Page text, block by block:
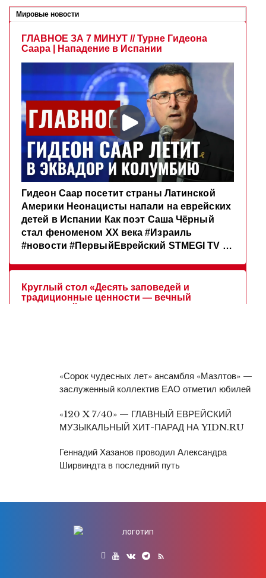
«Сорок чудесных лет» ансамбля «Мазлтов» —
заслуженный коллектив ЕАО отметил юбилей
«120 X 7/40» — ГЛАВНЫЙ ЕВРЕЙСКИЙ
МУЗЫКАЛЬНЫЙ ХИТ-ПАРАД НА YIDN.RU
Геннадий Хазанов проводил Александра
Ширвиндта в последний путь